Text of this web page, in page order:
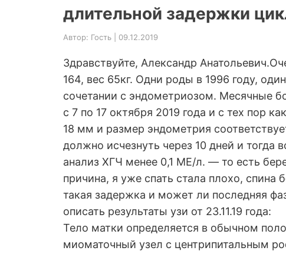
длительной задержки
Автор: Гость | 09.12.2019
Здравствуйте, Александр
164, вес 65кг. Одни роды в 1996 году,
сочетании с эндометриозом. Месячные
с 7 по 17 октября 2019 года и с тех пор
18 мм и размер эндометрия
должно исчезнуть через 10 дней и
анализ ХГЧ менее 0,1 МЕ/л. — то есть
причина, я уже спать стала плохо, спина
такая задержка и может ли последняя
описать результаты узи от 23.11.19 года:
Тело матки определяется в обычном
миоматочный узел с центрипитальным